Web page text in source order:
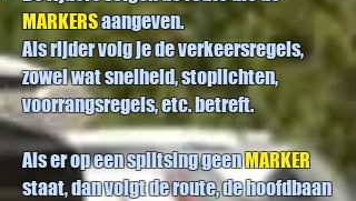
MARKERSaangeven.
Als rijder volg je de verkeersregels,
zowel wat snelheid, stoplichten,
voorrangsregels, etc. betreft.
Als er op een splitsing geenMARKER
staat, dan volgt de route, de hoofdbaan